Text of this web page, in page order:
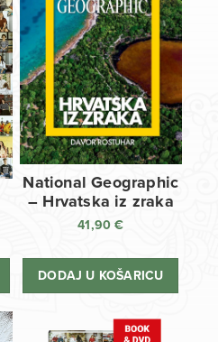
National Geographic
– Hrvatska iz zraka
41,90€
DODAJ U KOŠARICU